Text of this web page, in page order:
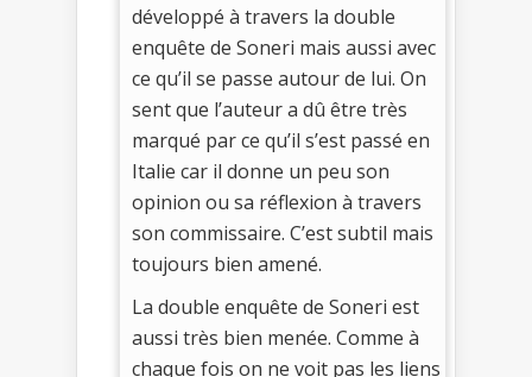
développé à travers la double
enquête de Soneri mais aussi avec
ce qu’il se passe autour de lui. On
sent que l’auteur a dû être très
marqué par ce qu’il s’est passé en
Italie car il donne un peu son
opinion ou sa réflexion à travers
son commissaire. C’est subtil mais
toujours bien amené.
La double enquête de Soneri est
aussi très bien menée. Comme à
chaque fois on ne voit pas les liens